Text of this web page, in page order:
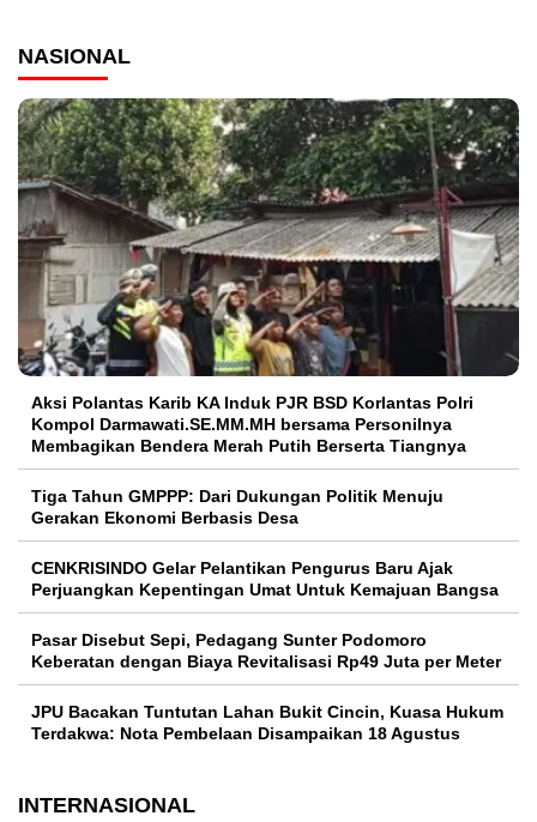
NASIONAL
Aksi Polantas Karib KA Induk PJR BSD Korlantas Polri
Kompol Darmawati.SE.MM.MH bersama Personilnya
Membagikan Bendera Merah Putih Berserta Tiangnya
Tiga Tahun GMPPP: Dari Dukungan Politik Menuju
Gerakan Ekonomi Berbasis Desa
CENKRISINDO Gelar Pelantikan Pengurus Baru Ajak
Perjuangkan Kepentingan Umat Untuk Kemajuan Bangsa
Pasar Disebut Sepi, Pedagang Sunter Podomoro
Keberatan dengan Biaya Revitalisasi Rp49 Juta per Meter
JPU Bacakan Tuntutan Lahan Bukit Cincin, Kuasa Hukum
Terdakwa: Nota Pembelaan Disampaikan 18 Agustus
INTERNASIONAL